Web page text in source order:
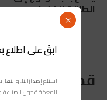
الطاقة الخضراء
قد يعجبك
ابقَ على اطلاع
استلم إصداراتنا،
المعمّقة حول الصناعة
×